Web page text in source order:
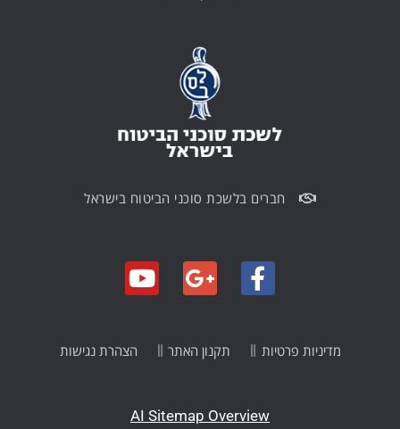
חברים בלשכת סוכני הביטוח בישראל
AI Sitemap Overview
מדיניות פרטיות תקנון האתר הצהרת נגישות